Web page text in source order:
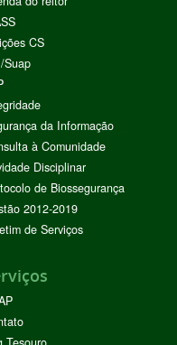
CS
Suap
da Informação
à Comunidade
Disciplinar
de Biossegurança
2012-2019
de Serviços